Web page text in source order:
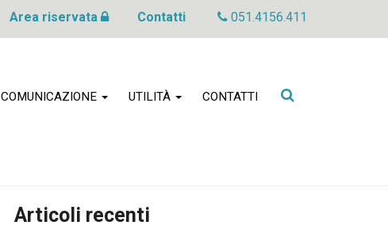
Area riservata Contatti 051.4156.411
COMUNICAZIONE UTILITÀ CONTATTI
Cerca
Articoli recenti